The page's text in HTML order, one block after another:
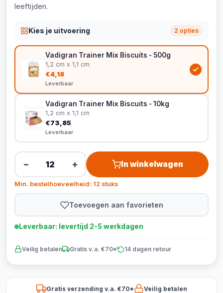
leeftijden.
Kies je uitvoering 2 opties
Vadigran Trainer Mix Biscuits - 500g
1,2 cm x 1,1 cm
€4,18
Leverbaar
Vadigran Trainer Mix Biscuits - 10kg
1,2 cm x 1,1 cm
€73,85
Leverbaar
− + In winkelwagen
Min. bestelhoeveelheid: 12 stuks
Toevoegen aan favorieten
Leverbaar: levertijd 2-5 werkdagen
Veilig betalen Gratis v.a. €70* 14 dagen retour
Gratis verzending v.a. €70*
Veilig betalen